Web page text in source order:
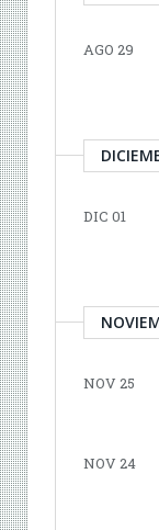
AGO 29
DIC 01
NOV 25
NOV 24